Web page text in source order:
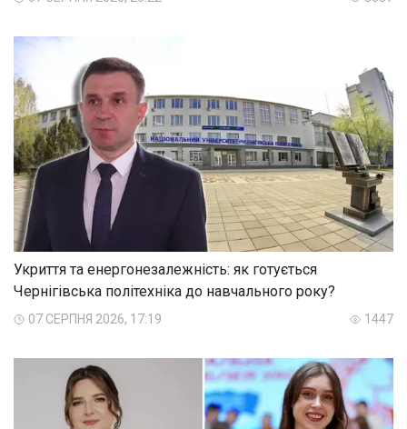
Укриття та енергонезалежність: як готується
Чернігівська політехніка до навчального року?
07 СЕРПНЯ 2026, 17:19 1447